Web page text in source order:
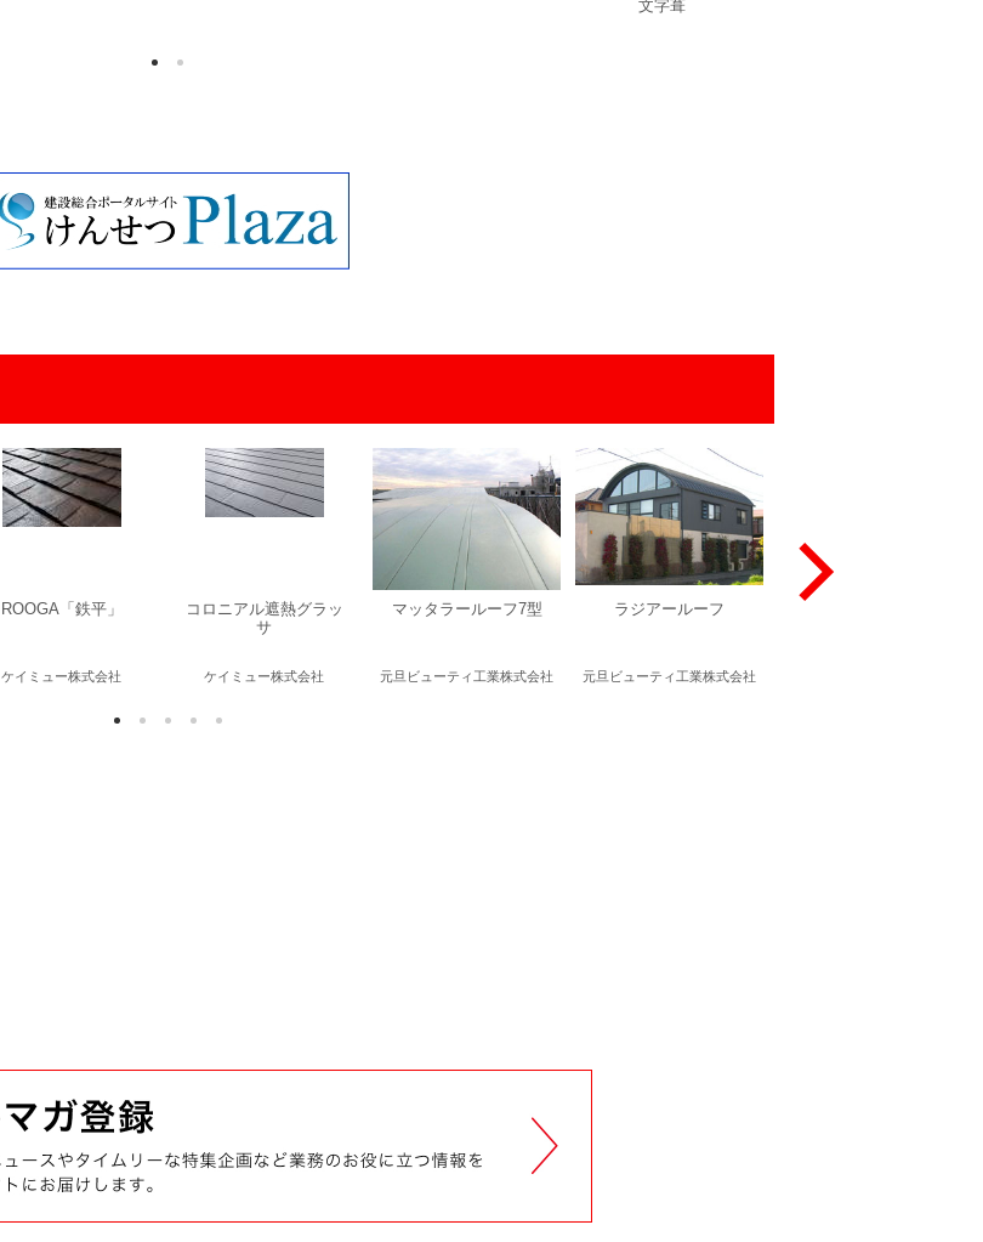
文字葺
ROOGA「鉄平」
ケイミュー株式会社
コロニアル遮熱グラッ
サ
ケイミュー株式会社
マッタラールーフ7型
元旦ビューティ工業株式会社
ラジアールーフ
元旦ビューティ工業株式会社